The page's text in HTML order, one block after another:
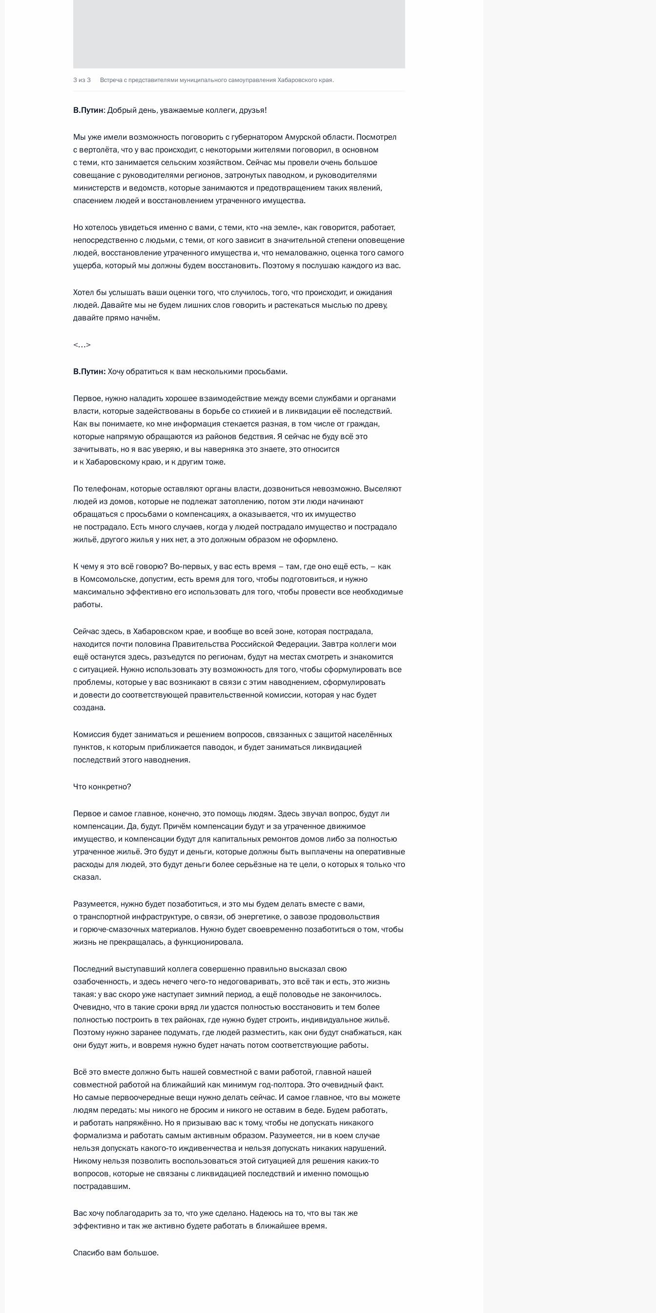
Перечень поручений по итогам совещания по вопросам развития
17 апреля 2015 года, 20:15
Об исполнении поручения Президента по проверке реализации
приоритетных инвестпроектов в области освоения лесов
в Приморском и Хабаровском краях
23 октября 2014 года, 15:15
Поездка в Хабаровск
31 декабря 2013 года, 17:30
8 октября 2013 года, 14:00
Встреча с главой компании «Роснефть» Игорем Сечиным
Встреча с избранными главами субъектов Российской
Федерации
10 сентября 2013 года, 16:00
Подписан Указ о мерах по ликвидации последствий наводнения
на Дальнем Востоке
Ответы на вопросы журналистов
31 августа 2013 года, 14:00
Встреча с представителями муниципального самоуправления
29 августа 2013 года, 17:30
Совещание по вопросу о паводковой ситуации на Дальнем
Востоке
Владимир Путин посетит с рабочей поездкой Дальневосточный
федеральный округ
28 августа 2013 года, 15:00
Поездка в Сибирский и Дальневосточный федеральные округа
27 августа − 1 сентября 2013 года
Совещание по ситуации в регионах, пострадавших от наводнения
17 августа 2013 года, 13:15
Рабочая встреча с временно исполняющим обязанности
губернатора Хабаровского края Вячеславом Шпортом
8 августа 2013 года, 14:20
Вячеслав Шпорт назначен исполняющим обязанности
губернатора Хабаровского края
3 из 3 Встреча с представителями муниципального самоуправления Хабаровского края.
В.Путин: Добрый день, уважаемые коллеги, друзья!
Мы уже имели возможность поговорить с губернатором Амурской области. Посмотрел
с вертолёта, что у вас происходит, с некоторыми жителями поговорил, в основном
с теми, кто занимается сельским хозяйством. Сейчас мы провели очень большое
совещание с руководителями регионов, затронутых паводком, и руководителями
министерств и ведомств, которые занимаются и предотвращением таких явлений,
спасением людей и восстановлением утраченного имущества.
Но хотелось увидеться именно с вами, с теми, кто «на земле», как говорится, работает,
непосредственно с людьми, с теми, от кого зависит в значительной степени оповещение
людей, восстановление утраченного имущества и, что немаловажно, оценка того самого
ущерба, который мы должны будем восстановить. Поэтому я послушаю каждого из вас.
Хотел бы услышать ваши оценки того, что случилось, того, что происходит, и ожидания
людей. Давайте мы не будем лишних слов говорить и растекаться мыслью по древу,
давайте прямо начнём.
<…>
В.Путин: Хочу обратиться к вам несколькими просьбами.
Первое, нужно наладить хорошее взаимодействие между всеми службами и органами
власти, которые задействованы в борьбе со стихией и в ликвидации её последствий.
Как вы понимаете, ко мне информация стекается разная, в том числе от граждан,
которые напрямую обращаются из районов бедствия. Я сейчас не буду всё это
зачитывать, но я вас уверяю, и вы наверняка это знаете, это относится
и к Хабаровскому краю, и к другим тоже.
По телефонам, которые оставляют органы власти, дозвониться невозможно. Выселяют
людей из домов, которые не подлежат затоплению, потом эти люди начинают
обращаться с просьбами о компенсациях, а оказывается, что их имущество
не пострадало. Есть много случаев, когда у людей пострадало имущество и пострадало
жильё, другого жилья у них нет, а это должным образом не оформлено.
К чему я это всё говорю? Во‑первых, у вас есть время – там, где оно ещё есть, – как
в Комсомольске, допустим, есть время для того, чтобы подготовиться, и нужно
максимально эффективно его использовать для того, чтобы провести все необходимые
работы.
Сейчас здесь, в Хабаровском крае, и вообще во всей зоне, которая пострадала,
находится почти половина Правительства Российской Федерации. Завтра коллеги мои
ещё останутся здесь, разъедутся по регионам, будут на местах смотреть и знакомится
с ситуацией. Нужно использовать эту возможность для того, чтобы сформулировать все
проблемы, которые у вас возникают в связи с этим наводнением, сформулировать
и довести до соответствующей правительственной комиссии, которая у нас будет
создана.
Комиссия будет заниматься и решением вопросов, связанных с защитой населённых
пунктов, к которым приближается паводок, и будет заниматься ликвидацией
последствий этого наводнения.
Что конкретно?
Первое и самое главное, конечно, это помощь людям. Здесь звучал вопрос, будут ли
компенсации. Да, будут. Причём компенсации будут и за утраченное движимое
имущество, и компенсации будут для капитальных ремонтов домов либо за полностью
утраченное жильё. Это будут и деньги, которые должны быть выплачены на оперативные
расходы для людей, это будут деньги более серьёзные на те цели, о которых я только что
сказал.
Разумеется, нужно будет позаботиться, и это мы будем делать вместе с вами,
о транспортной инфраструктуре, о связи, об энергетике, о завозе продовольствия
и горюче-смазочных материалов. Нужно будет своевременно позаботиться о том, чтобы
жизнь не прекращалась, а функционировала.
Последний выступавший коллега совершенно правильно высказал свою
озабоченность, и здесь нечего чего‑то недоговаривать, это всё так и есть, это жизнь
такая: у вас скоро уже наступает зимний период, а ещё половодье не закончилось.
Очевидно, что в такие сроки вряд ли удастся полностью восстановить и тем более
полностью построить в тех районах, где нужно будет строить, индивидуальное жильё.
Поэтому нужно заранее подумать, где людей разместить, как они будут снабжаться, как
они будут жить, и вовремя нужно будет начать потом соответствующие работы.
Всё это вместе должно быть нашей совместной с вами работой, главной нашей
совместной работой на ближайший как минимум год-полтора. Это очевидный факт.
Но самые первоочередные вещи нужно делать сейчас. И самое главное, что вы можете
людям передать: мы никого не бросим и никого не оставим в беде. Будем работать,
и работать напряжённо. Но я призываю вас к тому, чтобы не допускать никакого
формализма и работать самым активным образом. Разумеется, ни в коем случае
нельзя допускать какого‑то иждивенчества и нельзя допускать никаких нарушений.
Никому нельзя позволить воспользоваться этой ситуацией для решения каких‑то
вопросов, которые не связаны с ликвидацией последствий и именно помощью
пострадавшим.
Вас хочу поблагодарить за то, что уже сделано. Надеюсь на то, что вы так же
эффективно и так же активно будете работать в ближайшее время.
Спасибо вам большое.